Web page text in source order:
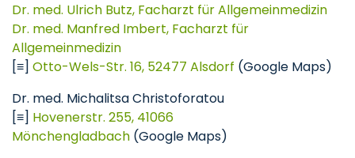
Dr. med. Ulrich Butz, Facharzt für Allgemeinmedizin
Dr. med. Manfred Imbert, Facharzt für
Allgemeinmedizin
[≡] Otto-Wels-Str. 16, 52477 Alsdorf (Google Maps)
Dr. med. Michalitsa Christoforatou
[≡] Hovenerstr. 255, 41066
Mönchengladbach (Google Maps)